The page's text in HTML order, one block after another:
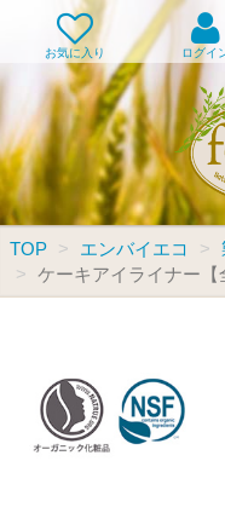
お気に入り ログイ
TOP エンバイエコ
ケーキアイライナー【